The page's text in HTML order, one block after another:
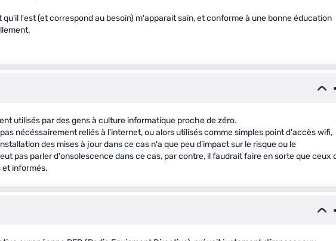
l'est (et correspond au besoin) m'apparait sain, et conforme à une bonne éducation
utilisés par des gens à culture informatique proche de zéro.
nécéssairement reliés à l'internet, ou alors utilisés comme simples point d'accès wifi,
des mises à jour dans ce cas n'a que peu d'impact sur le risque ou le
pas parler d'onsolescence dans ce cas, par contre, il faudrait faire en sorte que ceux
et informés.